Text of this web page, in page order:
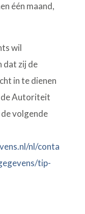
één maand,
wil
dat zij de
in te dienen
de Autoriteit
volgende
nl/conta
tip-